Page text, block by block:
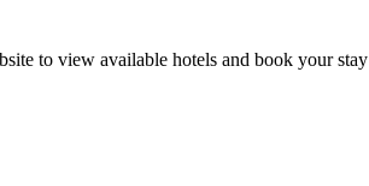
to view available hotels and book your stay